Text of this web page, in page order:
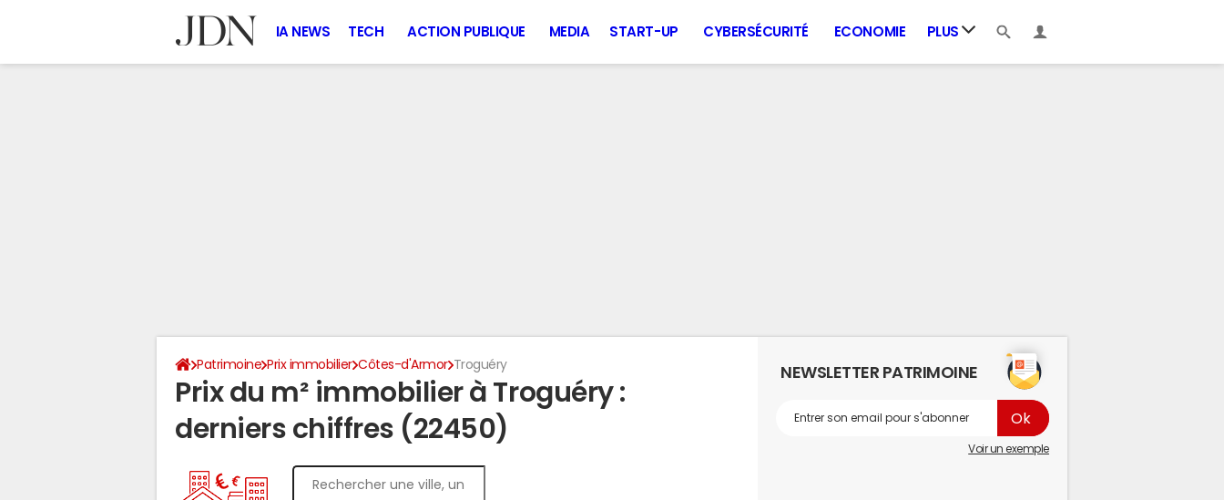
IA NEWS TECH ACTION PUBLIQUE MEDIA START-UP CYBERSÉCURITÉ ECONOMIE PLUS
Patrimoine Prix immobilier Côtes-d'Armor Troguéry
Prix du m² immobilier à Troguéry :
derniers chiffres (22450)
NEWSLETTER PATRIMOINE
Voir un exemple